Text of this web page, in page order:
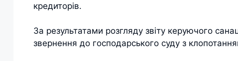
кредиторів.
За результатами розгляду звіту керуючого
звернення до господарського суду з